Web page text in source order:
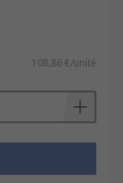
108,86 €/unité